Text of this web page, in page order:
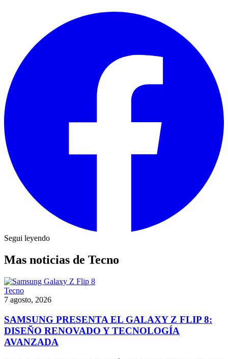
Segui leyendo
Mas noticias de Tecno
Tecno
7 agosto, 2026
SAMSUNG PRESENTA EL GALAXY Z FLIP 8:
DISEÑO RENOVADO Y TECNOLOGÍA
AVANZADA